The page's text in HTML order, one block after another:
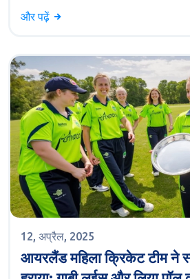
ऑलराउंडर्स को वरीयता दी गई है।
और पढ़ें
12, अप्रैल, 2025
आयरलैंड महिला क्रिकेट टीम ने